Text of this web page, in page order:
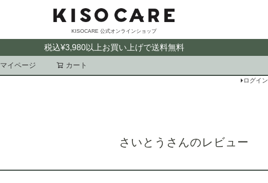
KISOCARE 公式オンラインショップ
税込¥3,980以上お買い上げで送料無料
マイページ カート
ログイン
さいとうさんのレビュー